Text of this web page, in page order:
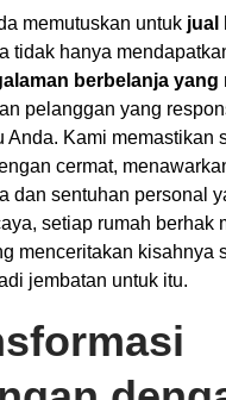
memutuskan untuk jual
tidak hanya
berbelanja yang
pelanggan yang
Anda. Kami memastikan
cermat,
dan sentuhan personal
setiap rumah berhak
menceritakan kisahnya
jembatan untuk itu.